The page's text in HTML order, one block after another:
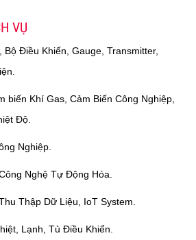
VỤ
Bộ Điều Khiển, Gauge, Transmitter,
biến Khí Gas, Cảm Biến Công Nghiệp,
Độ.
Nghiệp.
Nghệ Tự Động Hóa.
Thập Dữ Liệu, IoT System.
Lạnh, Tủ Điều Khiển.